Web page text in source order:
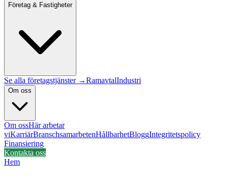
Företag & Fastigheter
Se alla företagstjänster →RamavtalIndustri
Om oss
Om ossHär arbetar
viKarriärBranschsamarbetenHållbarhetBloggIntegritetspolicy
Finansiering
Kontakta oss
Hem